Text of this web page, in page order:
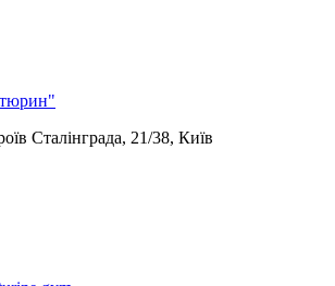
Сталінграда, 21/38, Київ